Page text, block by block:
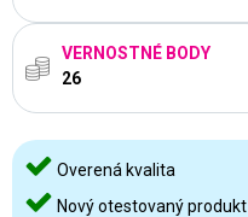
VERNOSTNÉ BODY
26
Overená kvalita
Nový otestovaný produkt